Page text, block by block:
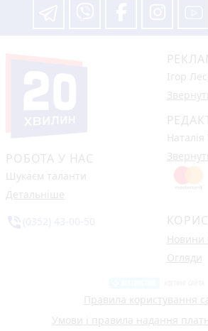
РОБОТА У НАС
Шукаєм таланти
Детальніше
Ігор
Новини
Огляди
Правила користування
Умови і правила надання